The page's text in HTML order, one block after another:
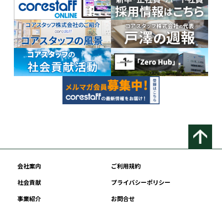
会社案内
ご利用規約
社会貢献
プライバシーポリシー
事業紹介
お問合せ